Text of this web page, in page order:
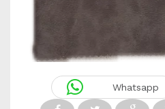
Whatsapp